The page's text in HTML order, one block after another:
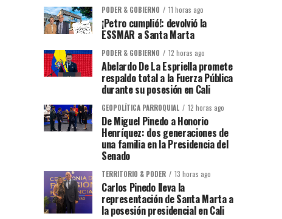
PODER & GOBIERNO 11 horas ago
¡Petro cumplió!: devolvió la
ESSMAR a Santa Marta
PODER & GOBIERNO 12 horas ago
Abelardo De La Espriella promete
respaldo total a la Fuerza Pública
durante su posesión en Cali
GEOPOLÍTICA PARROQUIAL 12 horas ago
De Miguel Pinedo a Honorio
Henríquez: dos generaciones de
una familia en la Presidencia del
Senado
TERRITORIO & PODER 13 horas ago
Carlos Pinedo lleva la
representación de Santa Marta a
la posesión presidencial en Cali